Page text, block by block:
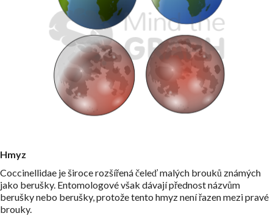
Hmyz
Coccinellidae je široce rozšířená čeleď malých brouků známých
jako berušky. Entomologové však dávají přednost názvům
berušky nebo berušky, protože tento hmyz není řazen mezi pravé
brouky.